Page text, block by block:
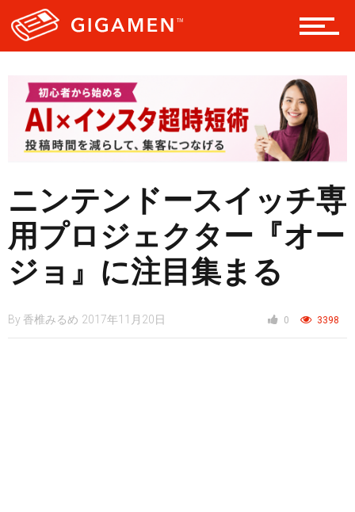
スタイル
仮想通貨
スマートフォン
ニンテンドースイッチ専
用プロジェクター『オー
ジョ』に注目集まる
By 香椎みるめ 2017年11月20日 0 3398